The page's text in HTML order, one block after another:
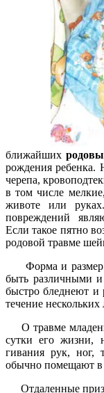
ближайших
рожде­ния ребенка.
черепа,
в том числе
животе или
повреждений
Если такое пятно
родовой травме
Форма и размер
быть различными и
быстро бледнеют и
течение несколь­ких
О травме
сутки его жизни,
гивания рук, ног,
обычно помещают в
Отдаленные